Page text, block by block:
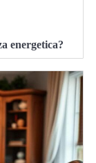
energetica?